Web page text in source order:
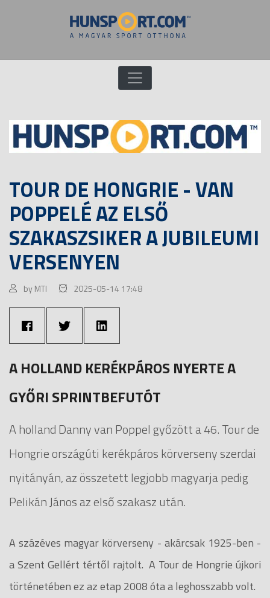
TOUR DE HONGRIE - VAN
POPPELÉ AZ ELSŐ
SZAKASZSIKER A JUBILEUMI
VERSENYEN
by MTI 2025-05-14 17:48
A HOLLAND KERÉKPÁROS NYERTE A
GYŐRI SPRINTBEFUTÓT
A holland Danny van Poppel győzött a 46. Tour de
Hongrie országúti kerékpáros körverseny szerdai
nyitányán, az összetett legjobb magyarja pedig
Pelikán János az első szakasz után.
A százéves magyar körverseny - akárcsak 1925-ben -
a Szent Gellért tértől rajtolt. A Tour de Hongrie újkori
történetében ez az etap 2008 óta a leghosszabb volt.